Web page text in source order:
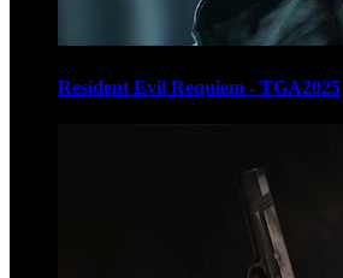
Resident Evil Requiem - TGA2025